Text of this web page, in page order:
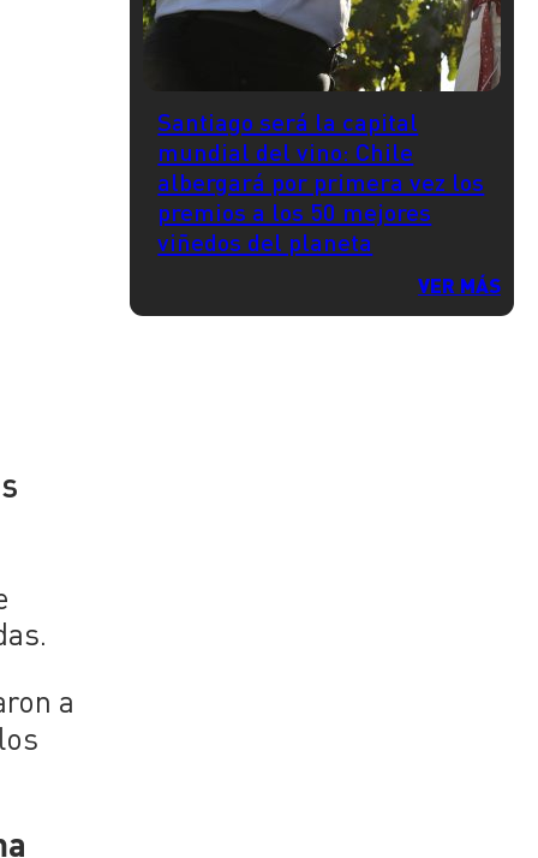
a
Santiago será la capital
mundial del vino: Chile
albergará por primera vez los
premios a los 50 mejores
viñedos del planeta
VER MÁS